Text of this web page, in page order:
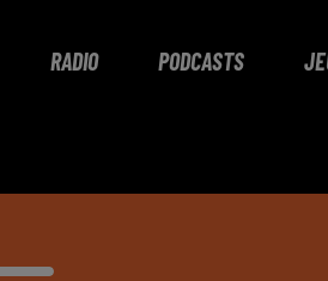
RADIO PODCASTS